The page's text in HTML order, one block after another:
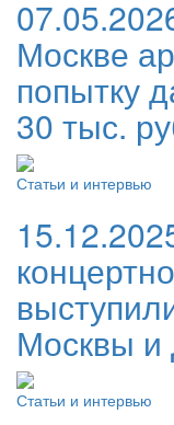
Москве
попытку
30 тыс.
Статьи и интервью
Москвы
Статьи и интервью